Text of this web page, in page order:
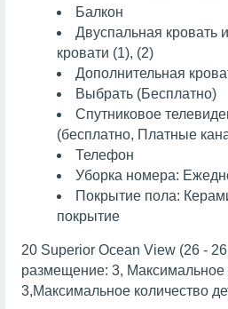
Балкон
Двуспальная кровать
кровати (1), (2)
Дополнительная
Выбрать (Бесплатно)
Спутниковое
(бесплатно, Платные
Телефон
Уборка номера:
Покрытие пола:
покрытие
20 Superior Ocean View (26 -
размещение: 3, Максимальное
3,Максимальное количество